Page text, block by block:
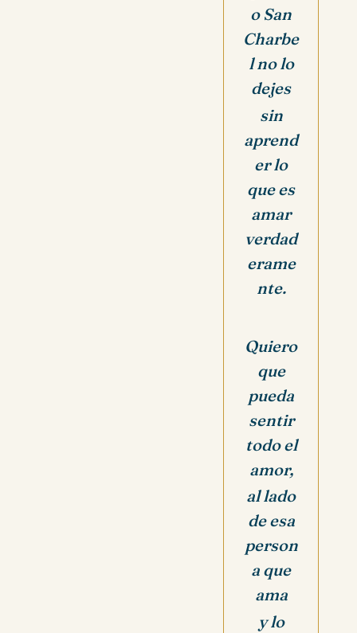
o San
Charbe
l no lo
dejes
sin
aprend
er lo
que es
amar
verdad
erame
nte.
Quiero
que
pueda
sentir
todo el
amor,
al lado
de esa
person
a que
ama
y lo